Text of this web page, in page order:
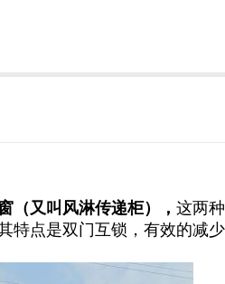
（又叫风淋传递柜）， 这两
特点是双门互锁，有效的减